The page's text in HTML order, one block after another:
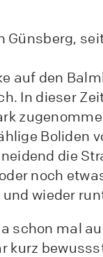
Günsberg,
auf den
In dieser
Boliden
die
noch
wieder
schon mal
kurz